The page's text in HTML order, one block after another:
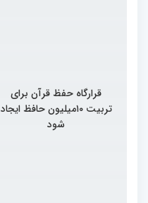
قرارگاه حفظ قرآن برای
تربیت ۱۰میلیون حافظ ایجاد
شود